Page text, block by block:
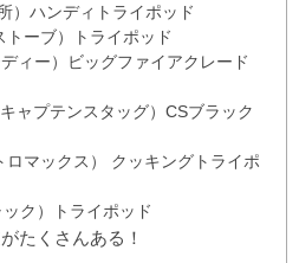
）ハンディトライポッド
ーブ）トライポッド
ィー）ビッグファイアクレード
ャプテンスタッグ）CSブラック
ロマックス） クッキングトライポ
ク）トライポッド
たくさんある！